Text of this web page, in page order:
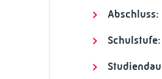
Abschluss:
Schulstufe: